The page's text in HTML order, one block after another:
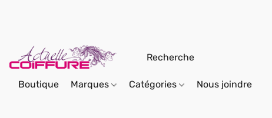
Boutique Marques Catégories Nous joindre